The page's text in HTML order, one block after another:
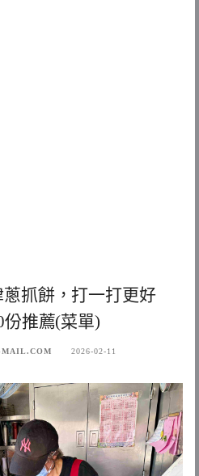
蔥抓餅，打一打更好
推薦(菜單)
2026-02-11